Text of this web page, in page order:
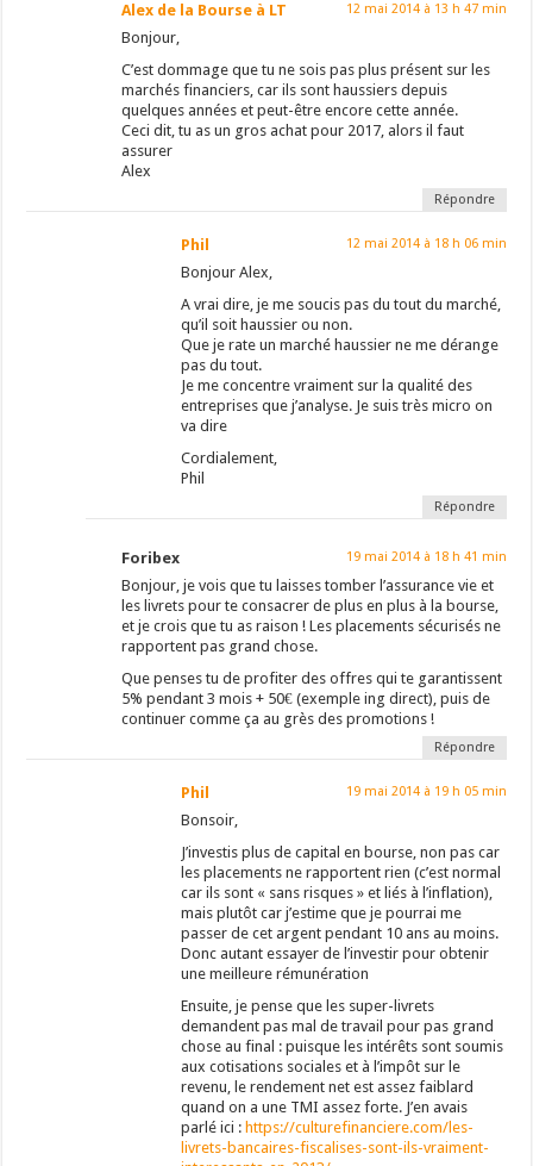
Alex de la Bourse à LT 12 mai 2014 à 13 h 47 min
Bonjour,
C’est dommage que tu ne sois pas plus présent sur les
marchés financiers, car ils sont haussiers depuis
quelques années et peut-être encore cette année.
Ceci dit, tu as un gros achat pour 2017, alors il faut
assurer
Alex
Répondre
Phil 12 mai 2014 à 18 h 06 min
Bonjour Alex,
A vrai dire, je me soucis pas du tout du marché,
qu’il soit haussier ou non.
Que je rate un marché haussier ne me dérange
pas du tout.
Je me concentre vraiment sur la qualité des
entreprises que j’analyse. Je suis très micro on
va dire
Cordialement,
Phil
Répondre
Foribex 19 mai 2014 à 18 h 41 min
Bonjour, je vois que tu laisses tomber l’assurance vie et
les livrets pour te consacrer de plus en plus à la bourse,
et je crois que tu as raison ! Les placements sécurisés ne
rapportent pas grand chose.
Que penses tu de profiter des offres qui te garantissent
5% pendant 3 mois + 50€ (exemple ing direct), puis de
continuer comme ça au grès des promotions !
Répondre
Phil 19 mai 2014 à 19 h 05 min
Bonsoir,
J’investis plus de capital en bourse, non pas car
les placements ne rapportent rien (c’est normal
car ils sont « sans risques » et liés à l’inflation),
mais plutôt car j’estime que je pourrai me
passer de cet argent pendant 10 ans au moins.
Donc autant essayer de l’investir pour obtenir
une meilleure rémunération
Ensuite, je pense que les super-livrets
demandent pas mal de travail pour pas grand
chose au final : puisque les intérêts sont soumis
aux cotisations sociales et à l’impôt sur le
revenu, le rendement net est assez faiblard
quand on a une TMI assez forte. J’en avais
parlé ici : https://culturefinanciere.com/les-
livrets-bancaires-fiscalises-sont-ils-vraiment-